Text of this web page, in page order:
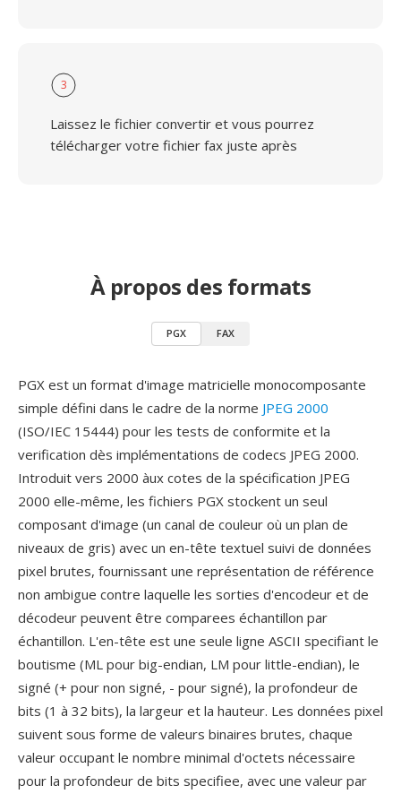
3
Laissez le fichier convertir et vous pourrez
télécharger votre fichier fax juste après
À propos des formats
PGX FAX
PGX est un format d'image matricielle monocomposante
simple défini dans le cadre de la norme JPEG 2000
(ISO/IEC 15444) pour les tests de conformite et la
verification dès implémentations de codecs JPEG 2000.
Introduit vers 2000 àux cotes de la spécification JPEG
2000 elle-même, les fichiers PGX stockent un seul
composant d'image (un canal de couleur où un plan de
niveaux de gris) avec un en-tête textuel suivi de données
pixel brutes, fournissant une représentation de référence
non ambigue contre laquelle les sorties d'encodeur et de
décodeur peuvent être comparees échantillon par
échantillon. L'en-tête est une seule ligne ASCII specifiant le
boutisme (ML pour big-endian, LM pour little-endian), le
signé (+ pour non signé, - pour signé), la profondeur de
bits (1 à 32 bits), la largeur et la hauteur. Les données pixel
suivent sous forme de valeurs binaires brutes, chaque
valeur occupant le nombre minimal d'octets nécessaire
pour la profondeur de bits specifiee, avec une valeur par